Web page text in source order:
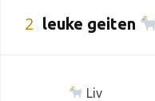
2 leuke geiten
Liv